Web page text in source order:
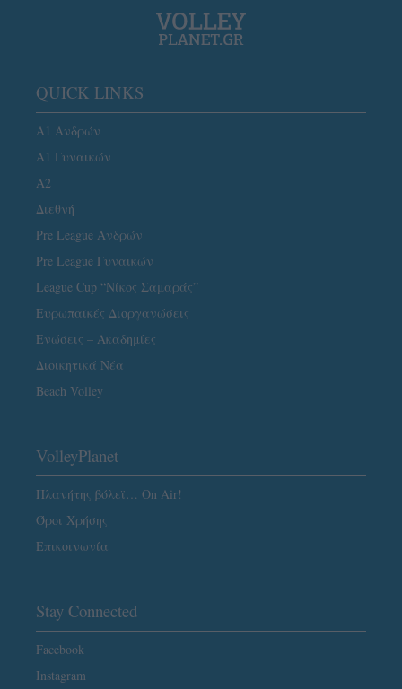
QUICK LINKS
Α1 Ανδρών
Α1 Γυναικών
A2
Διεθνή
Pre League Ανδρών
Pre League Γυναικών
League Cup “Νίκος Σαμαράς”
Ευρωπαϊκές Διοργανώσεις
Ενώσεις – Ακαδημίες
Διοικητικά Νέα
Beach Volley
VolleyPlanet
Πλανήτης βόλεϊ… On Air!
Όροι Χρήσης
Επικοινωνία
Stay Connected
Facebook
Instagram